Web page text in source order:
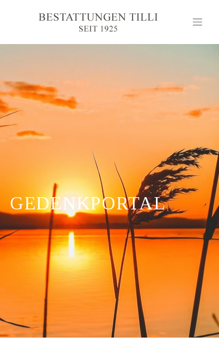
GEDENKPORTAL